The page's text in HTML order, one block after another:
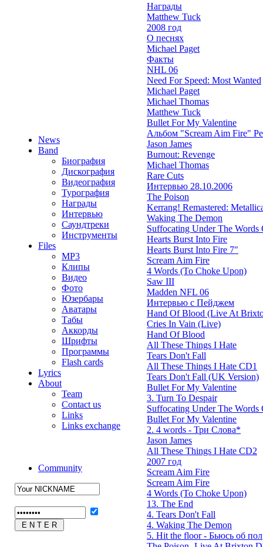
News
Band
Биография
Дискография
Видеография
Турография
Награды
Интервью
Саундтреки
Инструменты
Files
MP3
Клипы
Видео
Фото
Юзербары
Аватары
Табы
Аккорды
Шрифты
Программы
Flash cards
Lyrics
About
Team
Contact us
Links
Links exchange
Community
Награды
Matthew Tuck
2008 год
О песнях
Michael Paget
Факты
NHL 06
Need For Speed: Most Wanted
Michael Paget
Michael Thomas
Matthew Tuck
Bullet For My Valentine
Альбом "Scream Aim Fire"
Jason James
Burnout: Revenge
Michael Thomas
Rare Cuts
Интервью 28.10.2006
The Poison
Kerrang! Remastered:
Waking The Demon
Suffocating Under The Words
Hearts Burst Into Fire
Hearts Burst Into Fire 7"
Scream Aim Fire
4 Words (To Choke Upon)
Saw III
Madden NFL 06
Интервью с Пейджем
Hand Of Blood (Live At
Cries In Vain (Live)
Hand Of Blood
All These Things I Hate
Tears Don't Fall
All These Things I Hate CD1
Tears Don't Fall (UK Version)
Bullet For My Valentine
3. Turn To Despair
Suffocating Under The Words
Bullet For My Valentine
2. 4 words - Три Слова*
Jason James
All These Things I Hate CD2
2007 год
Scream Aim Fire
Scream Aim Fire
4 Words (To Choke Upon)
13. The End
4. Tears Don't Fall
4. Waking The Demon
5. Hit the floor - Бьюсь об пол